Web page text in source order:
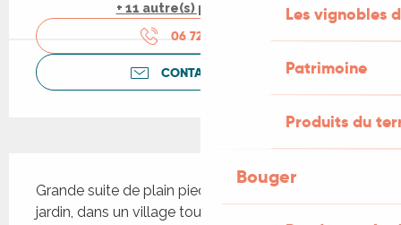
Les vignobles
Patrimoine
Produits du
Bouger
+ 11 autre(s) prestation(s)
06 72 78 39
CONTACTEZ-NOUS
Grande suite de plain pied sur cour amenagée et
jardin, dans un village tous commerces et au